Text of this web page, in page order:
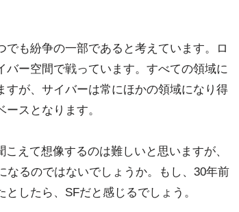
も紛争の一部であると考えています。ロ
ー空間で戦っています。すべての領域に
が、サイバーは常にほかの領域になり得
スとなります。
えて想像するのは難しいと思いますが、
なるのではないでしょうか。もし、30年前
したら、SFだと感じるでしょう。